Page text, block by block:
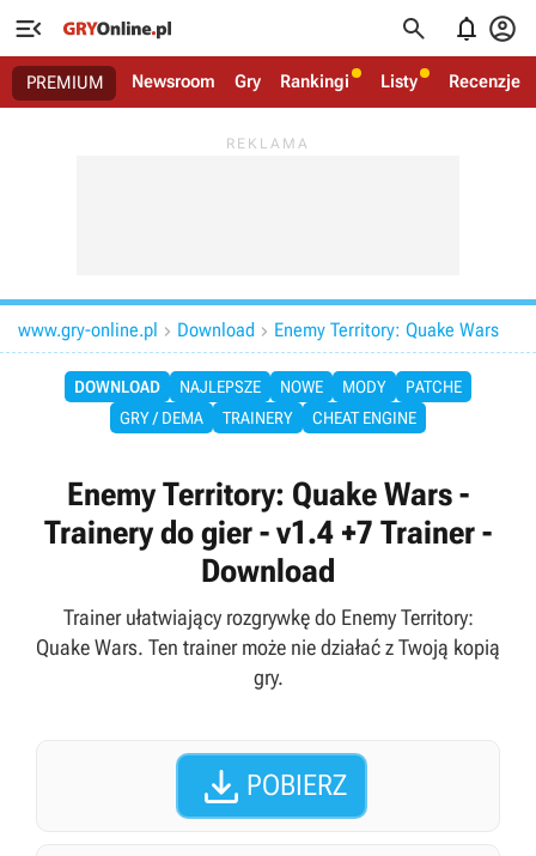
   
PREMIUM Newsroom Gry Rankingi Listy Recenzje
www.gry-online.pl  Download  Enemy Territory: Quake Wars
DOWNLOAD NAJLEPSZE NOWE MODY
PATCHE
GRY / DEMA
TRAINERY CHEAT ENGINE
Enemy Territory: Quake Wars -
Trainery do gier - v1.4 +7 Trainer -
Download
Trainer ułatwiający rozgrywkę do Enemy Territory:
Quake Wars. Ten trainer może nie działać z Twoją kopią
gry.
 POBIERZ